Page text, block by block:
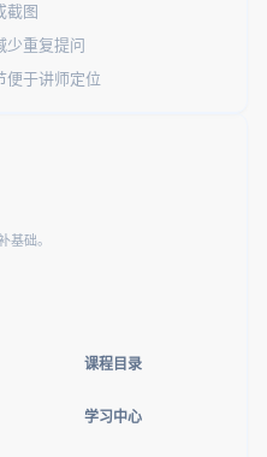
截图
少重复提问
便于讲师定位
基础。
课程目录
学习中心